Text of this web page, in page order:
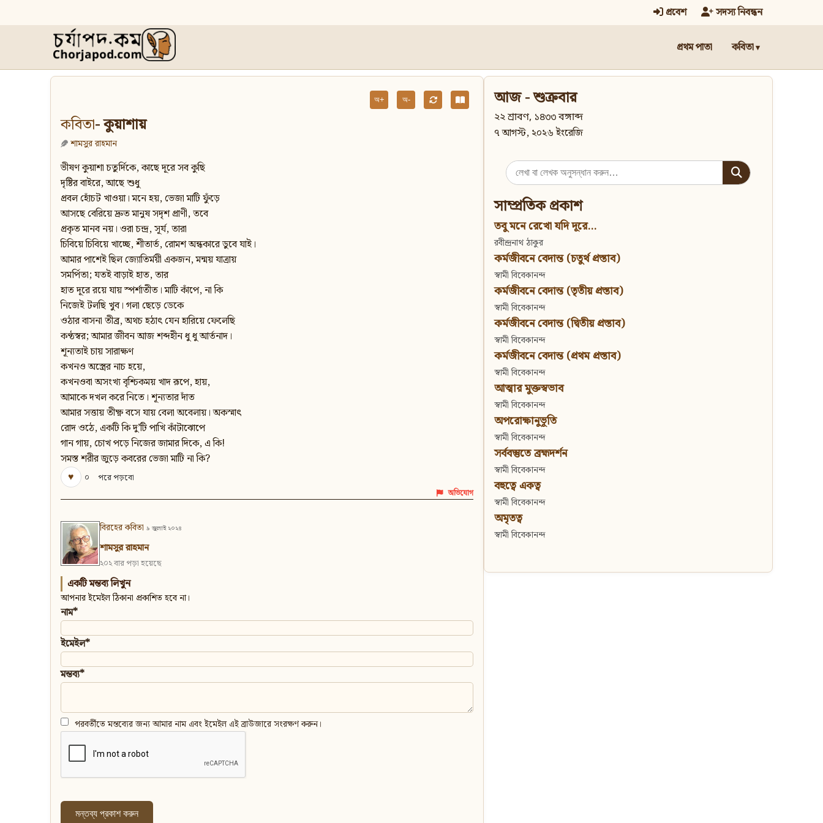
প্রবেশ সদস্য নিবন্ধন
প্রথম পাতা কবিতা
অ+ অ-
কবিতা- কুয়াশায়
শামসুর রাহমান
ভীষণ কুয়াশা চতুর্দিকে, কাছে দূরে সব কুছি
দৃষ্টির বাইরে, আছে শুধু
প্রবল হোঁচট খাওয়া। মনে হয়, ভেজা মাটি ফুঁড়ে
আসছে বেরিয়ে দ্রুত মানুষ সদৃশ প্রাণী, তবে
প্রকৃত মানব নয়। ওরা চন্দ্র, সূর্য, তারা
চিবিয়ে চিবিয়ে খাচ্ছে, শীতার্ত, রোমশ অন্ধকারে ডুবে যাই।
আমার পাশেই ছিল জ্যোতির্ময়ী একজন, মন্ময় যাত্রায়
সমর্পিতা; যতই বাড়াই হাত, তার
হাত দূরে রয়ে যায় স্পর্শাতীত। মাটি কাঁপে, না কি
নিজেই টলছি খুব। গলা ছেড়ে ডেকে
ওঠার বাসনা তীব্র, অথচ হঠাৎ যেন হারিয়ে ফেলেছি
কণ্ঠস্বর; আমার জীবন আজ শব্দহীন ধু ধু আর্তনাদ।
শূন্যতাই চায় সারাক্ষণ
কখনও অস্ত্রের নাচ হয়ে,
কখনওবা অসংখ্য বৃশ্চিকময় খাদ রূপে, হায়,
আমাকে দখল করে নিতে। শূন্যতার দাঁত
আমার সত্তায় তীক্ষ্ণ বসে যায় বেলা অবেলায়। অকস্মাৎ
রোদ ওঠে, একটি কি দু’টি পাখি কাঁটাঝোপে
গান গায়, চোখ পড়ে নিজের জামার দিকে, এ কি!
সমস্ত শরীর জুড়ে কবরের ভেজা মাটি না কি?
♥
০ পরে পড়বো
অভিযোগ
বিরহের কবিতা ৯ জুলাই ২০২৪
শামসুর রাহমান
২০২ বার পড়া হয়েছে
একটি মন্তব্য লিখুন
আপনার ইমেইল ঠিকানা প্রকাশিত হবে না।
নাম*
ইমেইল*
মন্তব্য*
পরবর্তীতে মন্তব্যের জন্য আমার নাম এবং ইমেইল এই ব্রাউজারে সংরক্ষণ করুন।
আজ - শুক্রবার
২২ শ্রাবণ, ১৪৩৩ বঙ্গাব্দ
৭ আগস্ট, ২০২৬ ইংরেজি
Search
for:
সাম্প্রতিক প্রকাশ
তবু মনে রেখো যদি দূরে...
রবীন্দ্রনাথ ঠাকুর
কর্মজীবনে বেদান্ত (চতুর্থ প্রস্তাব)
স্বামী বিবেকানন্দ
কর্মজীবনে বেদান্ত (তৃতীয় প্রস্তাব)
স্বামী বিবেকানন্দ
কর্মজীবনে বেদান্ত (দ্বিতীয় প্রস্তাব)
স্বামী বিবেকানন্দ
কর্মজীবনে বেদান্ত (প্রথম প্রস্তাব)
স্বামী বিবেকানন্দ
আত্মার মুক্তস্বভাব
স্বামী বিবেকানন্দ
অপরোক্ষানুভূতি
স্বামী বিবেকানন্দ
সর্ববস্তুতে ব্রহ্মদর্শন
স্বামী বিবেকানন্দ
বহুত্বে একত্ব
স্বামী বিবেকানন্দ
অমৃতত্ব
স্বামী বিবেকানন্দ